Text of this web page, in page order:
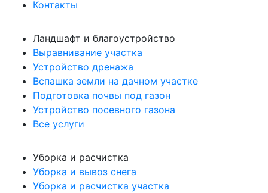
Контакты
Ландшафт и благоустройство
Выравнивание участка
Устройство дренажа
Вспашка земли на дачном участке
Подготовка почвы под газон
Устройство посевного газона
Все услуги
Уборка и расчистка
Уборка и вывоз снега
Уборка и расчистка участка